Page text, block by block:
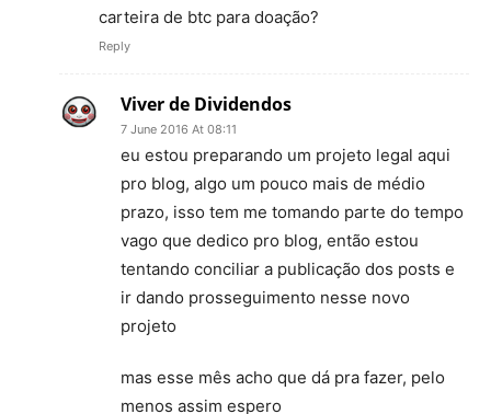
carteira de btc para doação?
Reply
Viver de Dividendos
7 June 2016 At 08:11
eu estou preparando um projeto legal aqui
pro blog, algo um pouco mais de médio
prazo, isso tem me tomando parte do tempo
vago que dedico pro blog, então estou
tentando conciliar a publicação dos posts e
ir dando prosseguimento nesse novo
projeto
mas esse mês acho que dá pra fazer, pelo
menos assim espero